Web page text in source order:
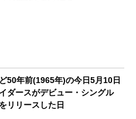
50年前(1965年)の今日5月10日
ダースがデビュー・シングル
リリースした日